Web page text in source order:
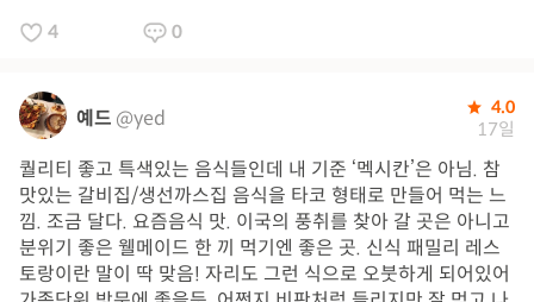
4 0
예드 @yed 4.0
17일
퀄리티 좋고 특색있는 음식들인데 내 기준 ‘멕시칸’은 아님. 참
맛있는 갈비집/생선까스집 음식을 타코 형태로 만들어 먹는 느
낌. 조금 달다. 요즘음식 맛. 이국의 풍취를 찾아 갈 곳은 아니고
분위기 좋은 웰메이드 한 끼 먹기엔 좋은 곳. 신식 패밀리 레스
토랑이란 말이 딱 맞음! 자리도 그런 식으로 오붓하게 되어있어